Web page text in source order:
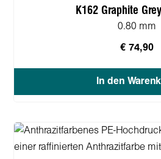
K162 Graphite
0.80 mm
€ 74,90
In den